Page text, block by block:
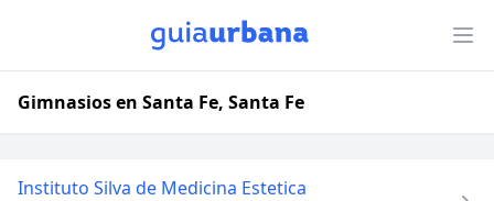
Gimnasios en Santa Fe, Santa Fe
Instituto Silva de Medicina Estetica